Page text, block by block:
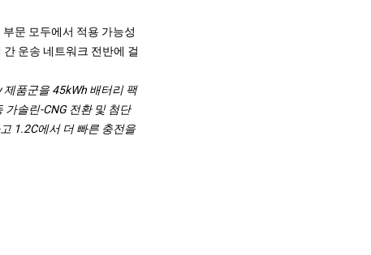
문 모두에서 적용 가능성
운송 네트워크 전반에 걸
품군을 45kWh 배터리 팩
솔린-CNG 전환 및 첨단
1.2C에서 더 빠른 충전을